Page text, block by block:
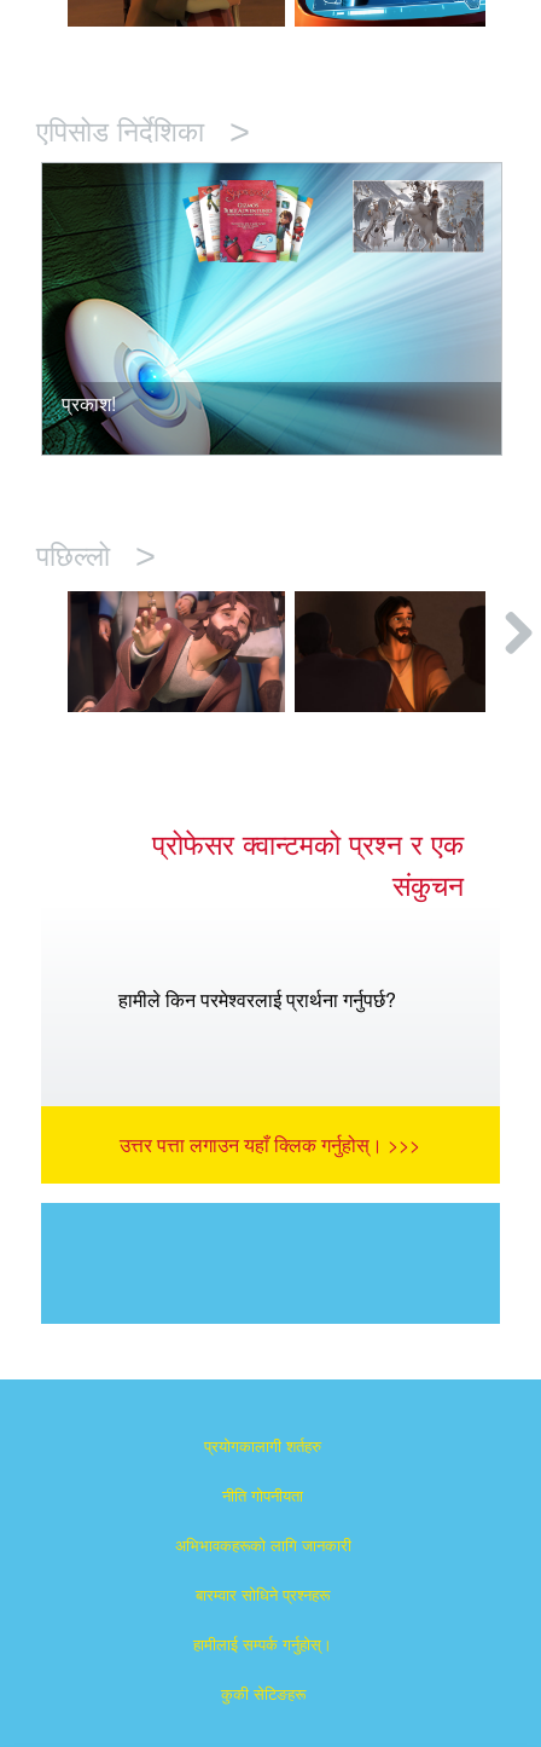
एपिसोड निर्देशिका >
प्रकाश!
पछिल्लो >
प्रोफेसर क्वान्टमको प्रश्न र एक
संकुचन
हामीले किन परमेश्वरलाई प्रार्थना गर्नुपर्छ?
उत्तर पत्ता लगाउन यहाँ क्लिक गर्नुहोस्। >>>
प्रयोगकालागी शर्तहरु
नीति गोपनीयता
अभिभावकहरूको लागि जानकारी
बारम्वार साेधिने प्रश्नहरू
हामीलाई सम्पर्क गर्नुहोस्।
कुकी सेटिङहरू